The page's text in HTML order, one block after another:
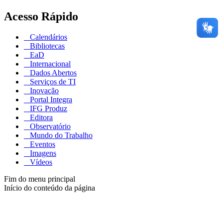
Acesso Rápido
Calendários
Bibliotecas
EaD
Internacional
Dados Abertos
Serviços de TI
Inovação
Portal Integra
IFG Produz
Editora
Observatório
Mundo do Trabalho
Eventos
Imagens
Vídeos
Fim do menu principal
Início do conteúdo da página